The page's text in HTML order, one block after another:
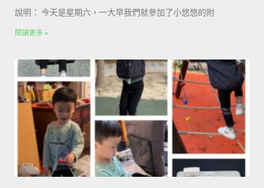
說明： 今天是星期六，一大早我們就參加了小悠悠的附
閱讀更多 »